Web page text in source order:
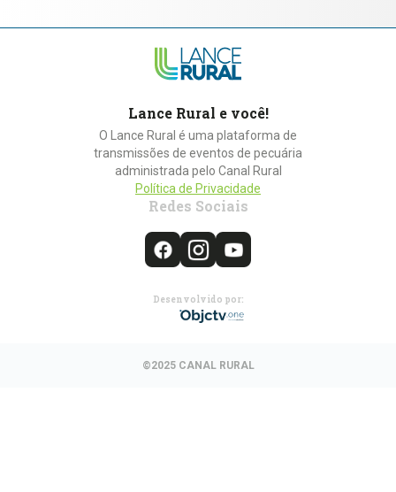
Lance Rural e você!
O Lance Rural é uma plataforma de
transmissões de eventos de pecuária
administrada pelo Canal Rural
Política de Privacidade
Redes Sociais
Desenvolvido por:
©2025 CANAL RURAL